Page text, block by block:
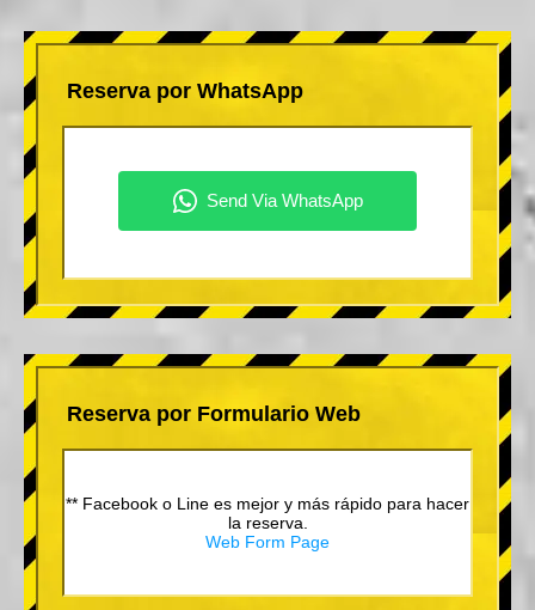
Reserva por WhatsApp
Reserva por Formulario Web
** Facebook o Line es mejor y más rápido para hacer
la reserva.
Web Form Page